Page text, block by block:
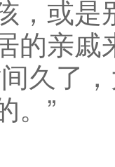
，或
的亲
久了
。”